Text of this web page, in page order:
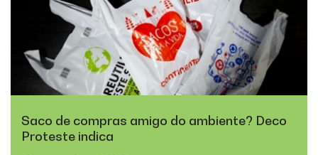
Saco de compras amigo do ambiente? Deco
Proteste indica